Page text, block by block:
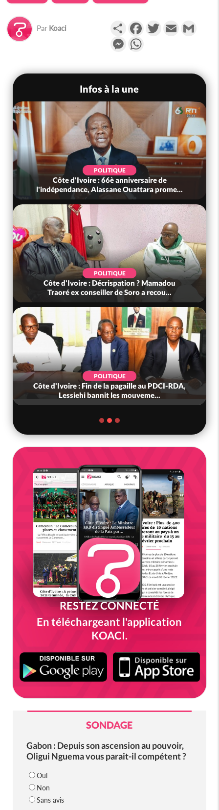
Par Koaci PartagerFacebookTwitterEmail
Messenger
Infos à la une
POLITIQUE
Côte d'Ivoire : 66è anniversaire de
l'indépendance, Alassane Ouattara prome...
POLITIQUE
Côte d'Ivoire : Décrispation ? Mamadou
Traoré ex conseiller de Soro a recou...
POLITIQUE
Côte d'Ivoire : Fin de la pagaille au PDCI-RDA,
Lessiehi bannit les mouveme...
RESTEZ CONNECTÉ
En téléchargeant l'application
KOACI.
SONDAGE
Gabon : Depuis son ascension au pouvoir,
Oligui Nguema vous parait-il compétent ?
Oui
Non
Sans avis